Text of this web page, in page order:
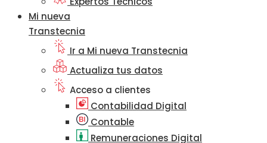
Mi nueva
Transtecnia
Ir a Mi nueva Transtecnia
Actualiza tus datos
Acceso a clientes
Contabilidad Digital
Contable
Remuneraciones Digital